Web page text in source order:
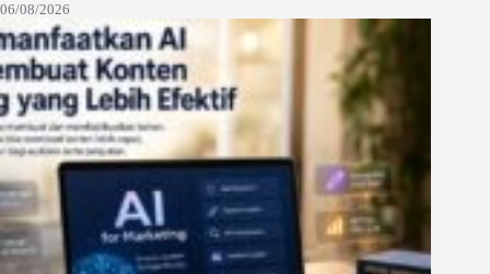
06/08/2026